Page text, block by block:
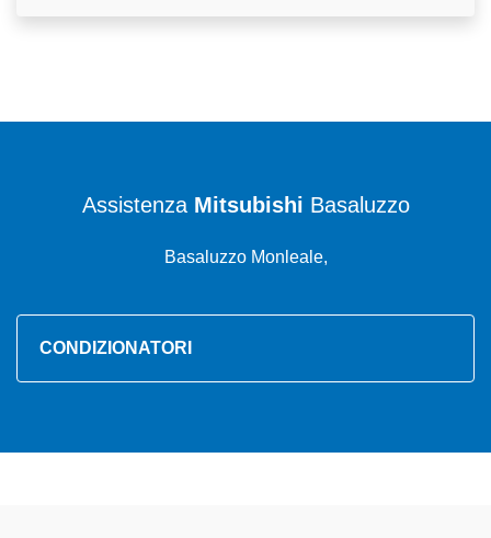
Assistenza Mitsubishi Basaluzzo
Basaluzzo Monleale,
CONDIZIONATORI